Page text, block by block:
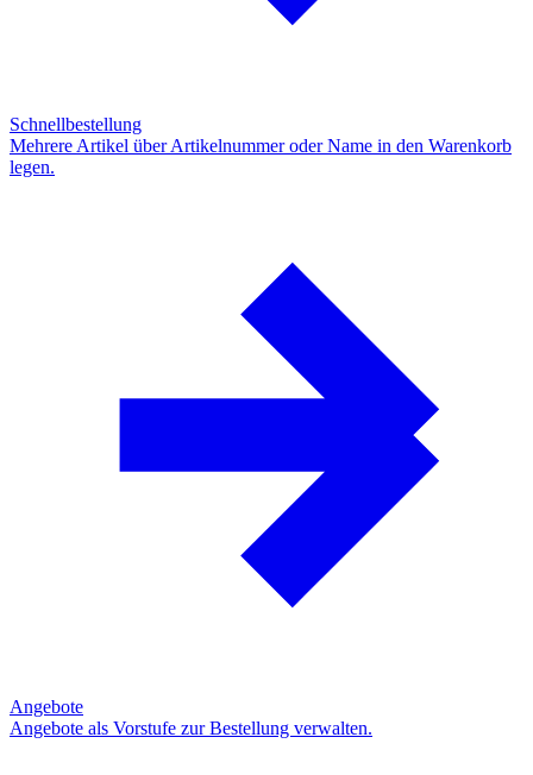
Schnellbestellung
Mehrere Artikel über Artikelnummer oder Name in den Warenkorb
legen.
Angebote
Angebote als Vorstufe zur Bestellung verwalten.